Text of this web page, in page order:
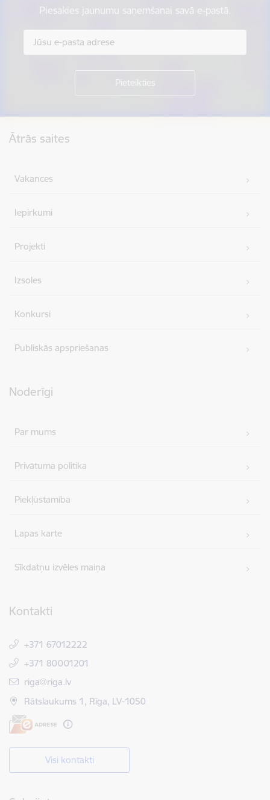
Piesakies jaunumu saņemšanai savā e-pastā.
Ātrās saites
Vakances
Iepirkumi
Projekti
Izsoles
Konkursi
Publiskās apspriešanas
Noderīgi
Par mums
Privātuma politika
Piekļūstamība
Lapas karte
Sīkdatņu izvēles maiņa
Kontakti
+371 67012222
+371 80001201
E-pasts:
riga@riga.lv
Rātslaukums 1, Rīga, LV-1050
Visi kontakti